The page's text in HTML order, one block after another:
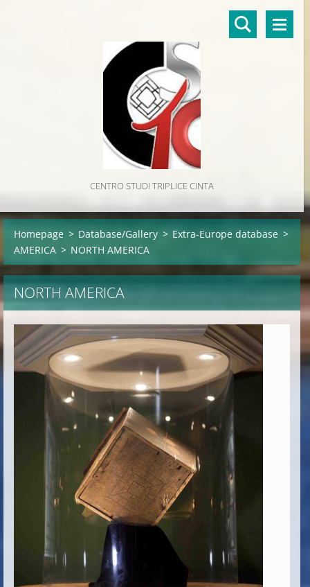
CENTRO STUDI TRIPLICE CINTA
Homepage > Database/Gallery > Extra-Europe database >
AMERICA > NORTH AMERICA
NORTH AMERICA